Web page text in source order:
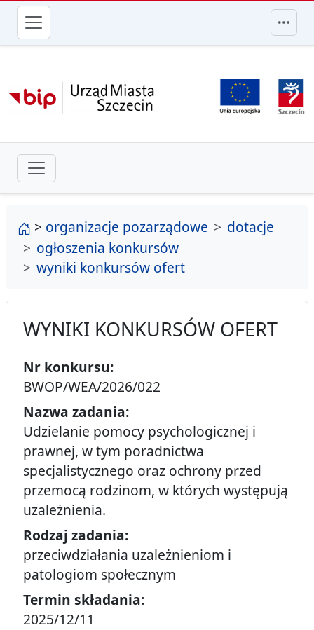
przejdź do głównego menu
strona główna
> organizacje pozarządowe
dotacje
ogłoszenia konkursów
wyniki konkursów ofert
WYNIKI KONKURSÓW OFERT
Nr konkursu:
BWOP/WEA/2026/022
Nazwa zadania:
Udzielanie pomocy psychologicznej i
prawnej, w tym poradnictwa
specjalistycznego oraz ochrony przed
przemocą rodzinom, w których występują
uzależnienia.
Rodzaj zadania:
przeciwdziałania uzależnieniom i
patologiom społecznym
Termin składania:
2025/12/11